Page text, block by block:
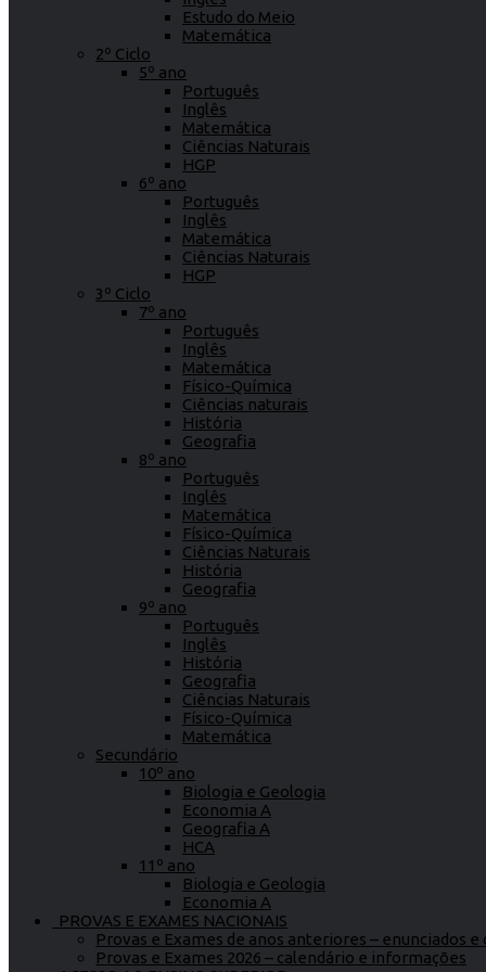
Estudo do Meio
Matemática
2º Ciclo
5º ano
Português
Inglês
Matemática
Ciências Naturais
HGP
6º ano
Português
Inglês
Matemática
Ciências Naturais
HGP
3º Ciclo
7º ano
Português
Inglês
Matemática
Físico-Química
Ciências naturais
História
Geografia
8º ano
Português
Inglês
Matemática
Físico-Química
Ciências Naturais
História
Geografia
9º ano
Português
Inglês
História
Geografia
Ciências Naturais
Físico-Química
Matemática
Secundário
10º ano
Biologia e Geologia
Economia A
Geografia A
HCA
11º ano
Biologia e Geologia
Economia A
PROVAS E EXAMES NACIONAIS
Provas e Exames de anos anteriores – enunciados
Provas e Exames 2026 – calendário e informações